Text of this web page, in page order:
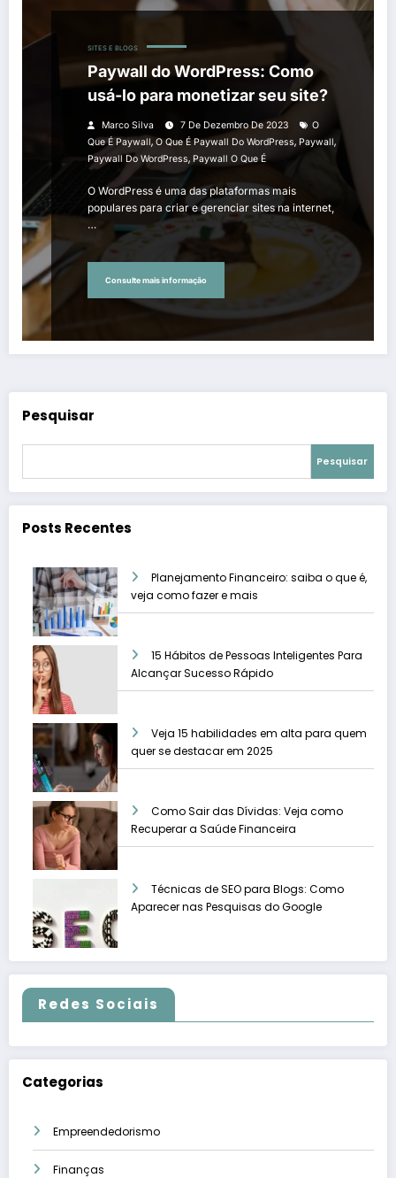
SITES E BLOGS
Paywall do WordPress: Como
usá-lo para monetizar seu site?
Marco Silva 7 De Dezembro De 2023
O
Que É Paywall,O Que É Paywall Do WordPress, Paywall,
Paywall Do WordPress, Paywall O Que É
O WordPress é uma das plataformas mais
populares para criar e gerenciar sites na internet,
…
Consulte mais informação
Pesquisar
Pesquisar
Posts Recentes
Planejamento Financeiro: saiba o que é,
veja como fazer e mais
15 Hábitos de Pessoas Inteligentes Para
Alcançar Sucesso Rápido
Veja 15 habilidades em alta para quem
quer se destacar em 2025
Como Sair das Dívidas: Veja como
Recuperar a Saúde Financeira
Técnicas de SEO para Blogs: Como
Aparecer nas Pesquisas do Google
Redes Sociais
Categorias
Empreendedorismo
Finanças